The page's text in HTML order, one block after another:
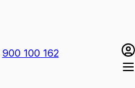
900 100 162